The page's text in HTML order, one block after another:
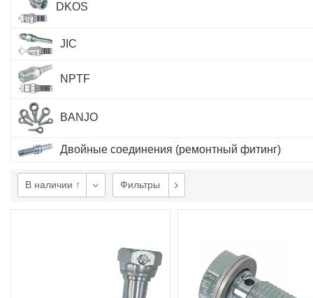
DKOS
JIC
NPTF
BANJO
Двойные соединения (ремонтный фитинг)
В наличии ↑ Фильтры